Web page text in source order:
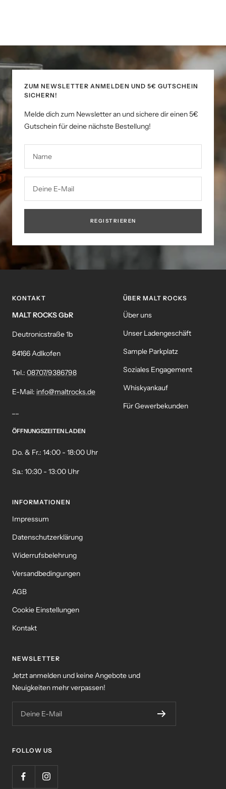
ZUM NEWSLETTER ANMELDEN UND 5€ GUTSCHEIN
SICHERN!
Melde dich zum Newsletter an und sichere dir einen 5€
Gutschein für deine nächste Bestellung!
Name
Deine E-Mail
REGISTRIEREN
KONTAKT
MALT ROCKS GbR
Deutronicstraße 1b
84166 Adlkofen
Tel.: 08707/9386798
E-Mail: info@maltrocks.de
ÖFFNUNGSZEITEN LADEN
Do. & Fr.: 14:00 - 18:00 Uhr
Sa.: 10:30 - 13:00 Uhr
ÜBER MALT ROCKS
Über uns
Unser Ladengeschäft
Sample Parkplatz
Soziales Engagement
Whiskyankauf
Für Gewerbekunden
INFORMATIONEN
Impressum
Datenschutzerklärung
Widerrufsbelehrung
Versandbedingungen
AGB
Cookie Einstellungen
Kontakt
NEWSLETTER
Jetzt anmelden und keine Angebote und
Neuigkeiten mehr verpassen!
Deine E-Mail
FOLLOW US